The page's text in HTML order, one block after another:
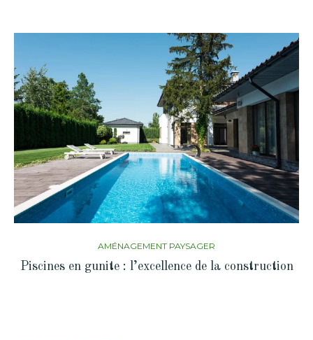
AMÉNAGEMENT PAYSAGER
Piscines en gunite : l’excellence de la construction